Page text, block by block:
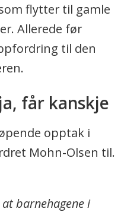
flytter til gamle
Allerede før
til den
får kanskje
opptak i
Mohn-Olsen til.
barnehagene i